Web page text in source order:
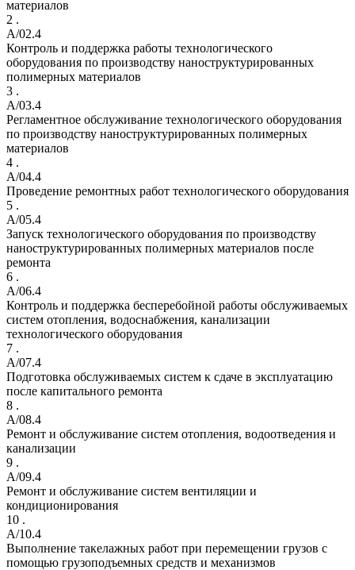
материалов
2 .
A/02.4
Контроль и поддержка работы технологического
оборудования по производству наноструктурированных
полимерных материалов
3 .
A/03.4
Регламентное обслуживание технологического оборудования
по производству наноструктурированных полимерных
материалов
4 .
A/04.4
Проведение ремонтных работ технологического оборудования
5 .
A/05.4
Запуск технологического оборудования по производству
наноструктурированных полимерных материалов после
ремонта
6 .
A/06.4
Контроль и поддержка бесперебойной работы обслуживаемых
систем отопления, водоснабжения, канализации
технологического оборудования
7 .
A/07.4
Подготовка обслуживаемых систем к сдаче в эксплуатацию
после капитального ремонта
8 .
A/08.4
Ремонт и обслуживание систем отопления, водоотведения и
канализации
9 .
A/09.4
Ремонт и обслуживание систем вентиляции и
кондиционирования
10 .
A/10.4
Выполнение такелажных работ при перемещении грузов с
помощью грузоподъемных средств и механизмов